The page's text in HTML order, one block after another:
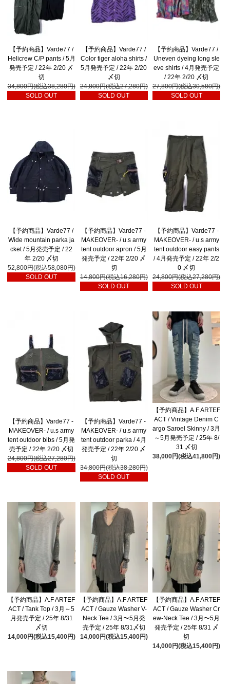
【予約商品】Varde77 /
Helicrew C/P pants / 5月
発売予定 / 22年 2/20 〆
切
34,800円(税込38,280円)
SOLD OUT
【予約商品】Varde77 /
Color tiger aloha shirts /
5月発売予定 / 22年 2/20
〆切
24,800円(税込27,280円)
SOLD OUT
【予約商品】Varde77 /
Uneven dyeing long sle
eve shirts / 4月発売予定
/ 22年 2/20 〆切
27,800円(税込30,580円)
SOLD OUT
【予約商品】Varde77 /
Wide mountain parka ja
cket / 5月発売予定 / 22
年 2/20 〆切
52,800円(税込58,080円)
SOLD OUT
【予約商品】Varde77 -
MAKEOVER- / u.s army
tent outdoor apron / 5月
発売予定 / 22年 2/20 〆
切
14,800円(税込16,280円)
SOLD OUT
【予約商品】Varde77 -
MAKEOVER- / u.s army
tent outdoor easy pants
/ 4月発売予定 / 22年 2/2
0 〆切
24,800円(税込27,280円)
SOLD OUT
【予約商品】Varde77 -
MAKEOVER- / u.s army
tent outdoor bibs / 5月発
売予定 / 22年 2/20 〆切
24,800円(税込27,280円)
SOLD OUT
【予約商品】Varde77 -
MAKEOVER- / u.s army
tent outdoor parka / 4月
発売予定 / 22年 2/20 〆
切
34,800円(税込38,280円)
SOLD OUT
【予約商品】A.F ARTEF
ACT / Vintage Denim C
argo Saroel Skinny / 3月
～5月発売予定 / 25年 8/
31 〆切
38,000円(税込41,800円)
【予約商品】A.F ARTEF
ACT / Tank Top / 3月～5
月発売予定 / 25年 8/31
〆切
14,000円(税込15,400円)
【予約商品】A.F ARTEF
ACT / Gauze Washer V-
Neck Tee / 3月〜5月発
売予定 / 25年 8/31〆切
14,000円(税込15,400円)
【予約商品】A.F ARTEF
ACT / Gauze Washer Cr
ew-Neck Tee / 3月〜5月
発売予定 / 25年 8/31 〆
切
14,000円(税込15,400円)